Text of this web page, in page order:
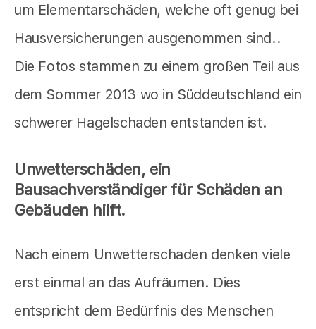
um Elementarschäden, welche oft genug bei
Hausversicherungen ausgenommen sind..
Die Fotos stammen zu einem großen Teil aus
dem Sommer 2013 wo in Süddeutschland ein
schwerer Hagelschaden entstanden ist.
Unwetterschäden, ein
Bausachverständiger für Schäden an
Gebäuden hilft.
Nach einem Unwetterschaden denken viele
erst einmal an das Aufräumen. Dies
entspricht dem Bedürfnis des Menschen